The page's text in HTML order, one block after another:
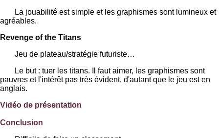
La jouabilité est simple et les graphismes sont lumineux et
agréables.
Revenge of the Titans
Jeu de plateau/stratégie futuriste…
Le but : tuer les titans. Il faut aimer, les graphismes sont
pauvres et l'intérêt pas très évident, d'autant que le jeu est en
anglais.
Vidéo de présentation
Conclusion